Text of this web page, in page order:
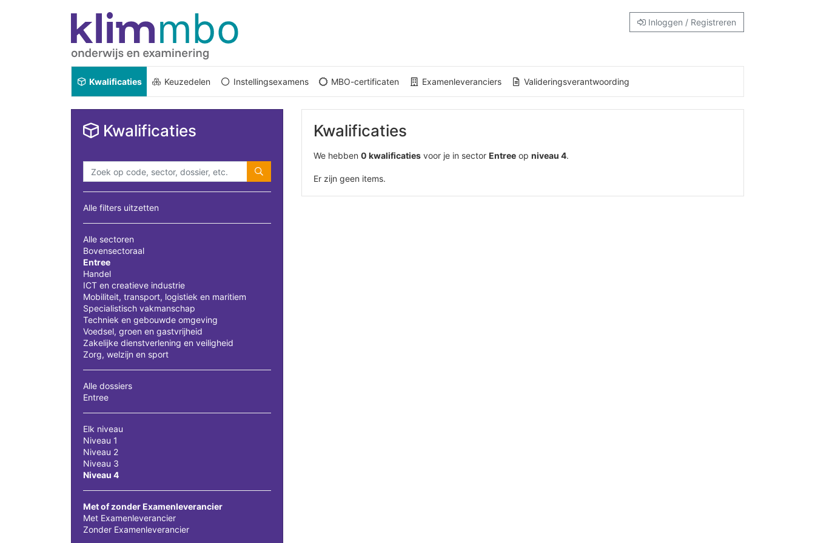
Inloggen / Registreren
Kwalificaties Keuzedelen Instellingsexamens MBO-certificaten Examenleveranciers Valideringsverantwoording
Kwalificaties
Alle filters uitzetten
Alle sectoren
Bovensectoraal
Entree
Handel
ICT en creatieve industrie
Mobiliteit, transport, logistiek en maritiem
Specialistisch vakmanschap
Techniek en gebouwde omgeving
Voedsel, groen en gastvrijheid
Zakelijke dienstverlening en veiligheid
Zorg, welzijn en sport
Alle dossiers
Entree
Elk niveau
Niveau 1
Niveau 2
Niveau 3
Niveau 4
Met of zonder Examenleverancier
Met Examenleverancier
Zonder Examenleverancier
Kwalificaties
We hebben 0 kwalificaties voor je in sector Entree op niveau 4.
Er zijn geen items.